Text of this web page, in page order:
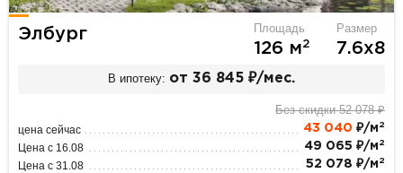
Элбург Площадь
126 м2
Размер
7.6х8
В ипотеку: от 36 845 ₽/мес.
Без скидки 52 078 ₽
цена сейчас 43 040 ₽/м 2
Цена с 16.08 49 065 ₽/м 2
Цена с 31.08 52 078 ₽/м 2